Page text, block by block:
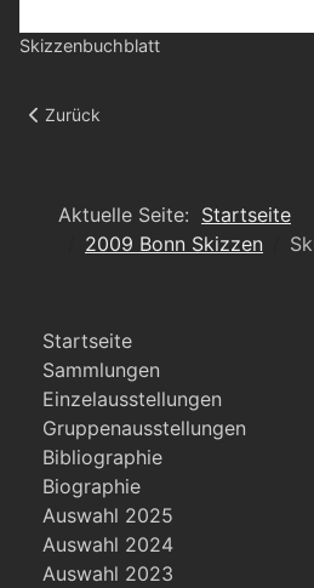
Skizzenbuchblatt
Vorheriger Beitrag: Skizzenbuchblatt
Zurück
Aktuelle Seite: Startseite
2009 Bonn Skizzen
Startseite
Sammlungen
Einzelausstellungen
Gruppenausstellungen
Bibliographie
Biographie
Auswahl 2025
Auswahl 2024
Auswahl 2023